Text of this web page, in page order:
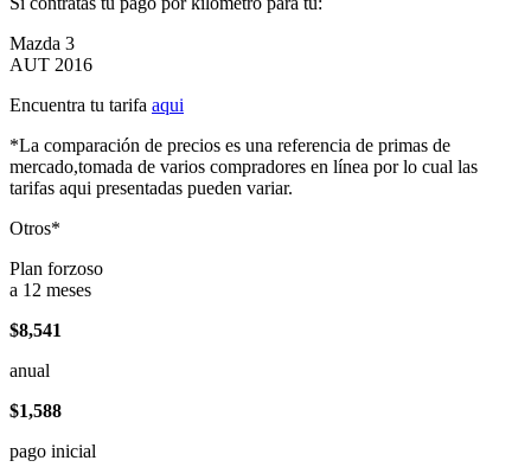
Mazda 3
AUT 2016
Encuentra tu tarifa aqui
*La comparación de precios es una referencia de primas de
mercado,tomada de varios compradores en línea por lo cual las
tarifas aqui presentadas pueden variar.
Otros*
Plan forzoso
a 12 meses
$8,541
anual
$1,588
pago inicial